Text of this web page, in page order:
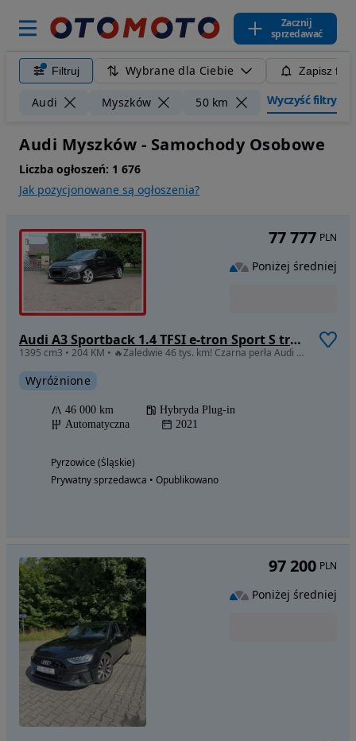
Zacznij
sprzedawać
Filtruj Wybrane dla Ciebie Zapisz
Audi Myszków 50 km Wyczyść filtry
Audi Myszków - Samochody Osobowe
Liczba ogłoszeń: 1 676
Jak pozycjonowane są ogłoszenia?
Audi A3 Sportback 1.4 TFSI e-tron Sport S tronic
1395 cm3 • 204 KM • 🔥Zaledwie 46 tys. km! Czarna perła Audi A3 S-line w stanie salonowym.
Wyróżnione
46 000 km
Hybryda Plug-in
Automatyczna
2021
Pyrzowice (Śląskie)
Prywatny sprzedawca • Opublikowano
77 777 PLN
Poniżej średniej
97 200 PLN
Poniżej średniej